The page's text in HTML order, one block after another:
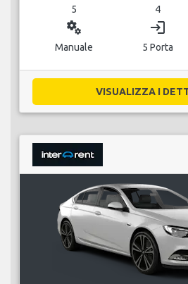
5 4
miscellaneous_services
Manuale
login
5 Porta
VISUALIZZA I